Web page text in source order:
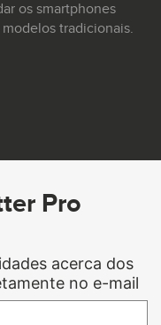
os smartphones
tradicionais.
Pro
acerca dos
no e-mail